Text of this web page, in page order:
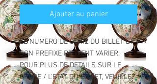
Ajouter au panier
LE NUMERO DE SERIE DU BILLET ET
SON PREFIXE PEUVENT VARIER.
POUR PLUS DE DETAILS SUR LE
GRADE / L'ETAT DU BILLET, VEUILLEZ